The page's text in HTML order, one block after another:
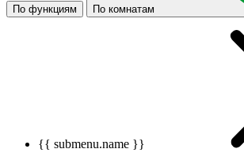
По функциям По комнатам
{{ submenu.name }}